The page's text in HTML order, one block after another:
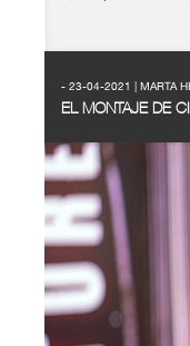
- 23-04-2021 | MARTA
EL MONTAJE DE